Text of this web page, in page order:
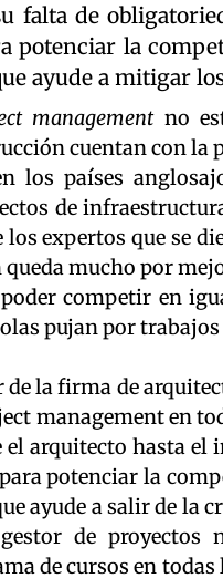
falta de
potenciar la
ayude a mitigar
managementno
cuentan con la
los países
de
los expertos que se
mucho por
competir en
pujan por
de la firma de
management en
arquitecto hasta el
potenciar la
ayude a salir de la
de proyectos
de cursos en